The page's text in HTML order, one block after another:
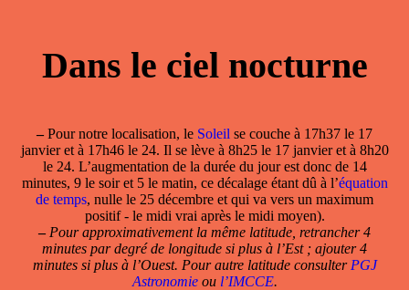
Dans le ciel nocturne
–Pour notre localisation, le Soleil se couche à 17h37 le 17
janvier et à 17h46 le 24. Il se lève à 8h25 le 17 janvier et à 8h20
le 24. L’augmentation de la durée du jour est donc de 14
minutes, 9 le soir et 5 le matin, ce décalage étant dû à l’équation
de temps, nulle le 25 décembre et qui va vers un maximum
positif - le midi vrai après le midi moyen).
– Pour approximativement la même latitude, retrancher 4
minutes par degré de longitude si plus à l’Est ; ajouter 4
minutes si plus à l’Ouest. Pour autre latitude consulter PGJ
Astronomieou l’IMCCE.